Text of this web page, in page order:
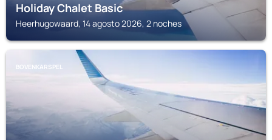
Holiday Chalet Basic
Heerhugowaard, 14 agosto 2026, 2 noches
BOVENKARSPEL